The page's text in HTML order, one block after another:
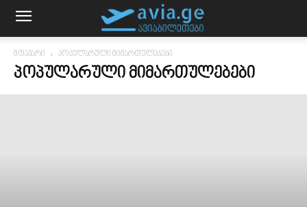
მთავარი პოპულარული მიმართულებები
ᲞᲝᲞᲣᲚᲐᲠᲣᲚᲘ ᲛᲘᲛᲐᲠᲗᲣᲚᲔᲑᲔᲑᲘ